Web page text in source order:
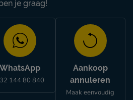
je graag!
WhatsApp
144 80 840
Aankoop
annuleren
Maak eenvoudig